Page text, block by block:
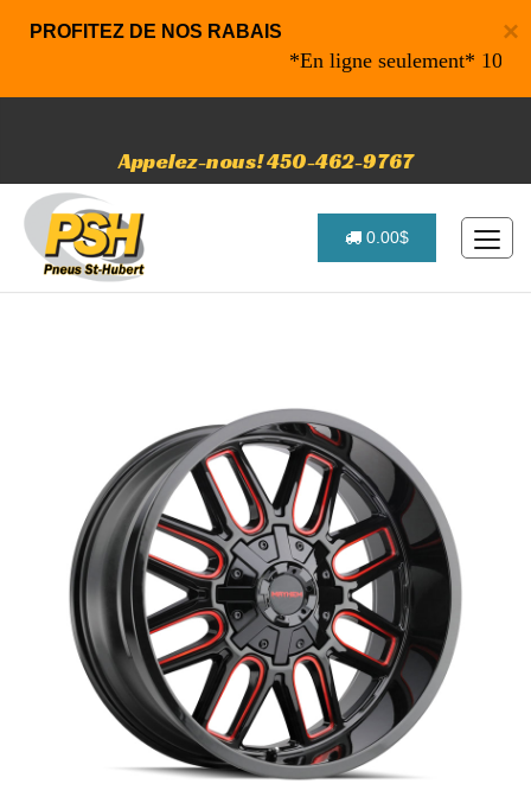
×
PROFITEZ DE NOS RABAIS
*En ligne seulement* 10% de
Appelez-nous! 450-462-9767
0.00$